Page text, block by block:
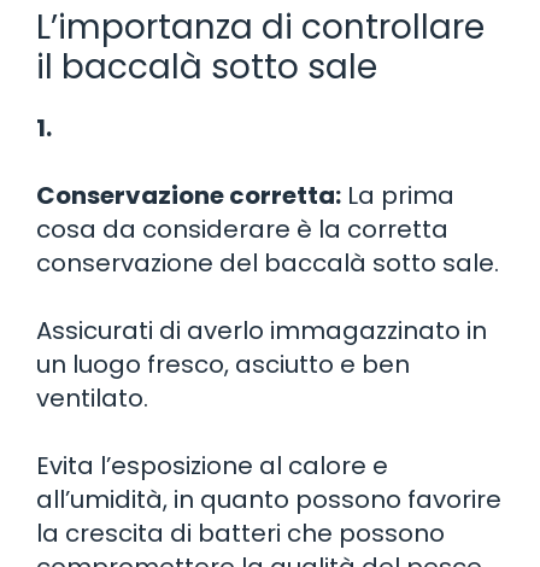
L’importanza di controllare
il baccalà sotto sale
1.
Conservazione corretta: La prima
cosa da considerare è la corretta
conservazione del baccalà sotto sale.
Assicurati di averlo immagazzinato in
un luogo fresco, asciutto e ben
ventilato.
Evita l’esposizione al calore e
all’umidità, in quanto possono favorire
la crescita di batteri che possono